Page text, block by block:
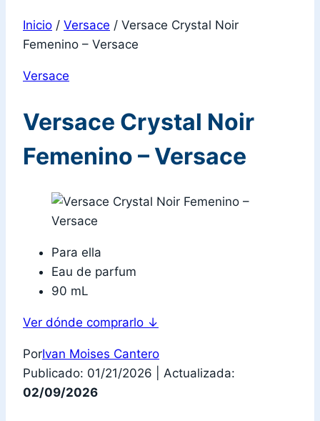
Inicio / Versace / Versace Crystal Noir
Femenino – Versace
Versace
Versace Crystal Noir
Femenino – Versace
Para ella
Eau de parfum
90 mL
Ver dónde comprarlo ↓
PorIvan Moises Cantero
Publicado: 01/21/2026
Actualizada:
02/09/2026